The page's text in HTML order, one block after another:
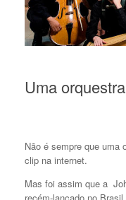
Uma
Não é sempre que uma
clip na internet.
Mas foi assim que a